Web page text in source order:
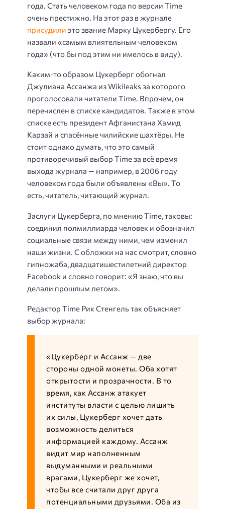
года. Стать человеком года по версии Time
очень престижно. На этот раз в журнале
присудили это звание Марку Цукербергу. Его
назвали «самым влиятельным человеком
года» (что бы под этим ни имелось в виду).
Каким-то образом Цукерберг обогнал
Джулиана Ассанжа из Wikileaks за которого
проголосовали читатели Time. Впрочем, он
перечислен в списке кандидатов. Также в этом
списке есть президент Афганистана Хамид
Карзай и спасённые чилийские шахтёры. Не
стоит однако думать, что это самый
противоречивый выбор Time за всё время
выхода журнала — например, в 2006 году
человеком года были объявлены «Вы». То
есть, читатель, читающий журнал.
Заслуги Цукерберга, по мнению Time, таковы:
соединил полмиллиарда человек и обозначил
социальные связи между ними, чем изменил
наши жизни. С обложки на нас смотрит, словно
гипножаба, двадцатишестилетний директор
Facebook и словно говорит: «Я знаю, что вы
делали прошлым летом».
Редактор Time Рик Стенгель так объясняет
выбор журнала:
«Цукерберг и Ассанж — две
стороны одной монеты. Оба хотят
открытости и прозрачности. В то
время, как Ассанж атакует
институты власти с целью лишить
их силы, Цукерберг хочет дать
возможность делиться
информацией каждому. Ассанж
видит мир наполненным
выдуманными и реальными
врагами, Цукерберг же хочет,
чтобы все считали друг друга
потенциальными друзьями. Оба из